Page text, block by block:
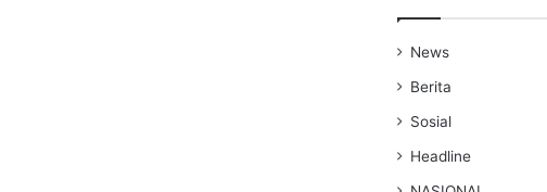
News
Berita
Sosial
Headline